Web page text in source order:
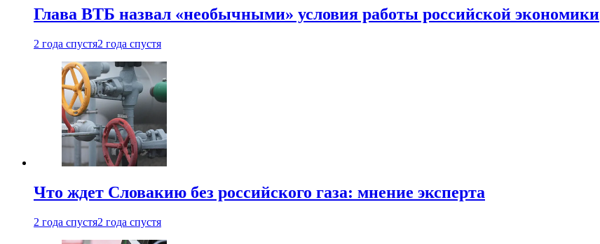
Глава ВТБ назвал «необычными» условия работы российской экономики
2 года спустя2 года спустя
Что ждет Словакию без российского газа: мнение эксперта
2 года спустя2 года спустя